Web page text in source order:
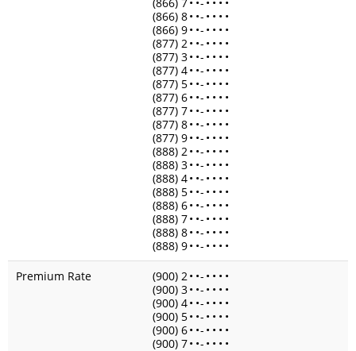
(866) 8• •- • • • •
(866) 9• •- • • • •
(877) 2• •- • • • •
(877) 3• •- • • • •
(877) 4• •- • • • •
(877) 5• •- • • • •
(877) 6• •- • • • •
(877) 7• •- • • • •
(877) 8• •- • • • •
(877) 9• •- • • • •
(888) 2• •- • • • •
(888) 3• •- • • • •
(888) 4• •- • • • •
(888) 5• •- • • • •
(888) 6• •- • • • •
(888) 7• •- • • • •
(888) 8• •- • • • •
(888) 9• •- • • • •
Premium Rate
(900) 2• •- • • • •
(900) 3• •- • • • •
(900) 4• •- • • • •
(900) 5• •- • • • •
(900) 6• •- • • • •
(900) 7• •- • • • •